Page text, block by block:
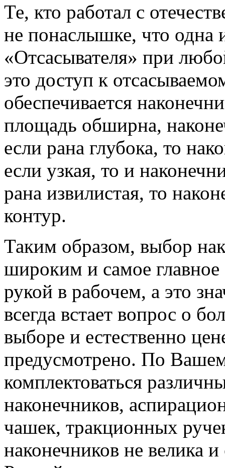
Те, кто работал с
не понаслышке, что одна
«Отсасывателя» при
это доступ к
обеспечивается
площадь обширна,
если рана глубока, то
если узкая, то и
рана извилистая, то
контур.
Таким образом, выбор
широким и самое
рукой в рабочем, а это
всегда встает вопрос о
выборе и естественно
предусмотрено. По
комплектоваться
наконечников,
чашек, тракционных
наконечников не велика